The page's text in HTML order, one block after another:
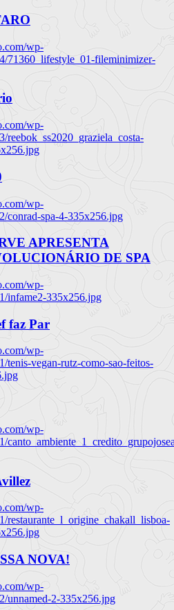
wp-
71360_lifestyle_01-fileminimizer-
wp-
reebok_ss2020_graziela_costa-
wp-
conrad-spa-4-335x256.jpg
APRESENTA
DE SPA
wp-
infame2-335x256.jpg
faz Par
wp-
tenis-vegan-rutz-como-sao-feitos-
wp-
wp-
restaurante_l_origine_chakall_lisboa-
NOVA!
wp-
unnamed-2-335x256.jpg